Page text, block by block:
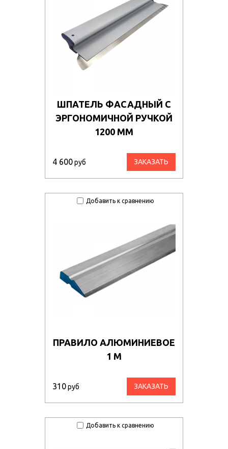
ШПАТЕЛЬ ФАСАДНЫЙ С
ЭРГОНОМИЧНОЙ РУЧКОЙ
1200 ММ
4 600руб ЗАКАЗАТЬ
Добавить к сравнению
ПРАВИЛО АЛЮМИНИЕВОЕ
1 М
310руб ЗАКАЗАТЬ
Добавить к сравнению